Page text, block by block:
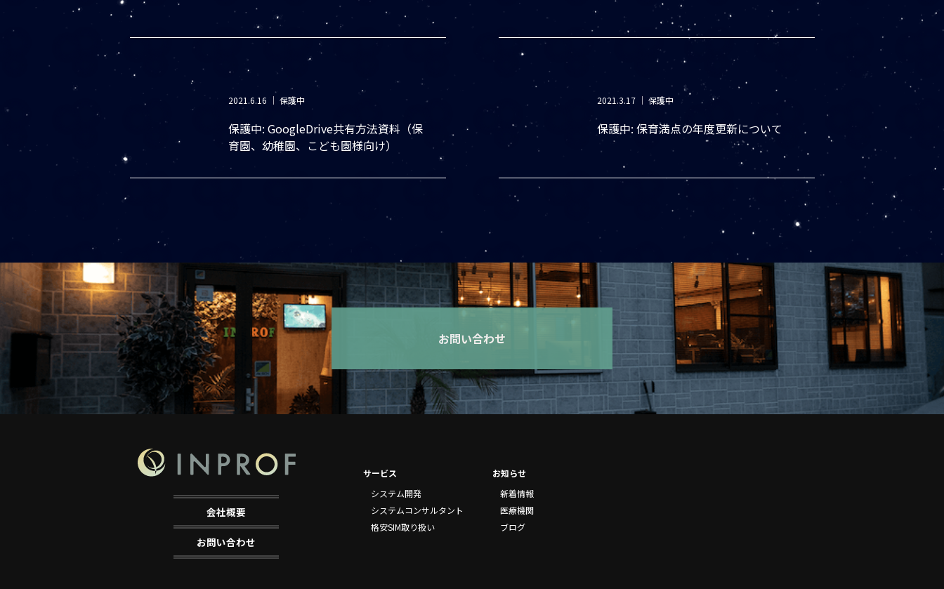
2021.6.16 ｜ 保護中
保護中: GoogleDrive共有方法資料（保
育園、幼稚園、こども園様向け）
2021.3.17 ｜ 保護中
保護中: 保育満点の年度更新について
お問い合わせ
会社概要
お問い合わせ
サービス
システム開発
システムコンサルタント
格安SIM取り扱い
お知らせ
新着情報
医療機関
ブログ